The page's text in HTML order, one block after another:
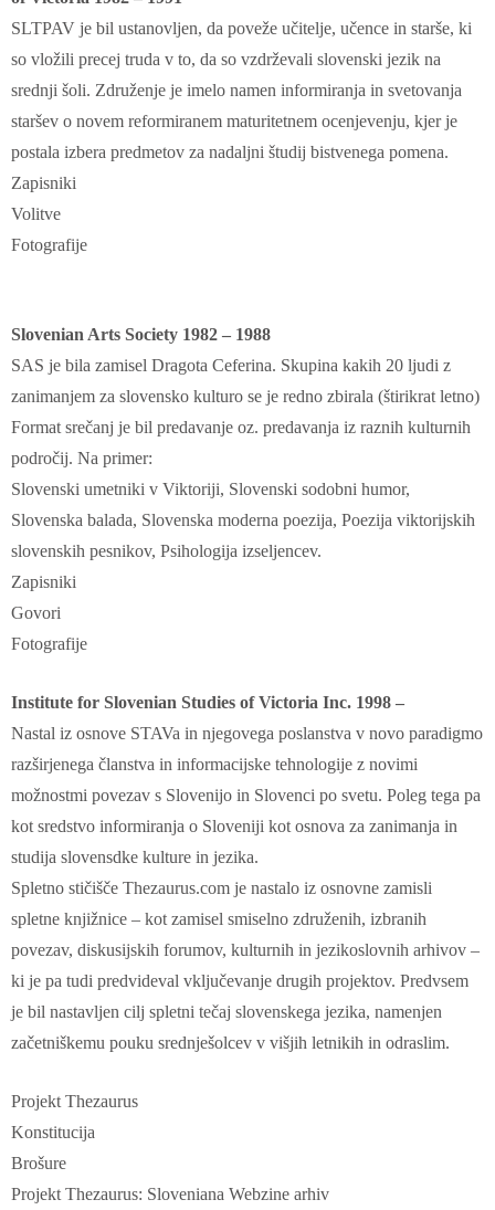
SLTPAV je bil ustanovljen, da poveže učitelje, učence in starše, ki
so vložili precej truda v to, da so vzdrževali slovenski jezik na
srednji šoli. Združenje je imelo namen informiranja in svetovanja
staršev o novem reformiranem maturitetnem ocenjevenju, kjer je
postala izbera predmetov za nadaljni študij bistvenega pomena.
Zapisniki
Volitve
Fotografije
Slovenian Arts Society 1982 – 1988
SAS je bila zamisel Dragota Ceferina. Skupina kakih 20 ljudi z
zanimanjem za slovensko kulturo se je redno zbirala (štirikrat letno)
Format srečanj je bil predavanje oz. predavanja iz raznih kulturnih
področij. Na primer:
Slovenski umetniki v Viktoriji, Slovenski sodobni humor,
Slovenska balada, Slovenska moderna poezija, Poezija viktorijskih
slovenskih pesnikov, Psihologija izseljencev.
Zapisniki
Govori
Fotografije
Institute for Slovenian Studies of Victoria Inc. 1998 –
Nastal iz osnove STAVa in njegovega poslanstva v novo paradigmo
razširjenega članstva in informacijske tehnologije z novimi
možnostmi povezav s Slovenijo in Slovenci po svetu. Poleg tega pa
kot sredstvo informiranja o Sloveniji kot osnova za zanimanja in
studija slovensdke kulture in jezika.
Spletno stičišče Thezaurus.com je nastalo iz osnovne zamisli
spletne knjižnice – kot zamisel smiselno združenih, izbranih
povezav, diskusijskih forumov, kulturnih in jezikoslovnih arhivov –
ki je pa tudi predvideval vključevanje drugih projektov. Predvsem
je bil nastavljen cilj spletni tečaj slovenskega jezika, namenjen
začetniškemu pouku srednješolcev v višjih letnikih in odraslim.
Projekt Thezaurus
Konstitucija
Brošure
Projekt Thezaurus: Sloveniana Webzine arhiv